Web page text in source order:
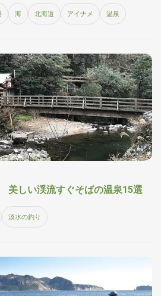
海 北海道 アイナメ 温泉
美しい渓流すぐそばの温泉15選
淡水の釣り